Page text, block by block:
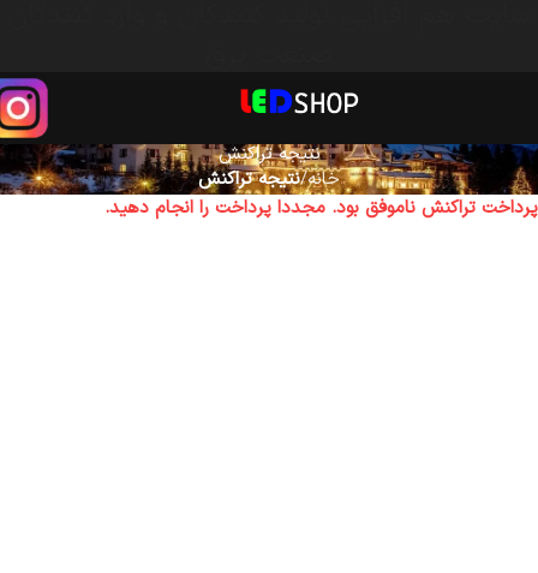
نتیجه تراکنش
خانه نتیجه تراکنش
پرداخت تراکنش ناموفق بود. مجددا پرداخت را انجام دهید.